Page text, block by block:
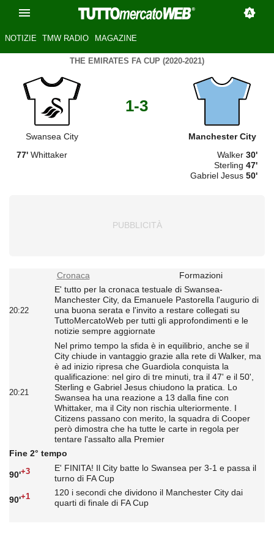
NOTIZIE TMW RADIO MAGAZINE
THE EMIRATES FA CUP (2020-2021)
Swansea City
1-3
Manchester City
77' Whittaker Walker 30'
Sterling 47'
Gabriel Jesus 50'
Cronaca Formazioni
20:22
E' tutto per la cronaca testuale di Swansea-
Manchester City, da Emanuele Pastorella l'augurio di
una buona serata e l'invito a restare collegati su
TuttoMercatoWeb per tutti gli approfondimenti e le
notizie sempre aggiornate
20:21
Nel primo tempo la sfida è in equilibrio, anche se il
City chiude in vantaggio grazie alla rete di Walker, ma
è ad inizio ripresa che Guardiola conquista la
qualificazione: nel giro di tre minuti, tra il 47' e il 50',
Sterling e Gabriel Jesus chiudono la pratica. Lo
Swansea ha una reazione a 13 dalla fine con
Whittaker, ma il City non rischia ulteriormente. I
Citizens passano con merito, la squadra di Cooper
però dimostra che ha tutte le carte in regola per
tentare l'assalto alla Premier
Fine 2° tempo
90'+3
E' FINITA! Il City batte lo Swansea per 3-1 e passa il
turno di FA Cup
90'+1
120 i secondi che dividono il Manchester City dai
quarti di finale di FA Cup